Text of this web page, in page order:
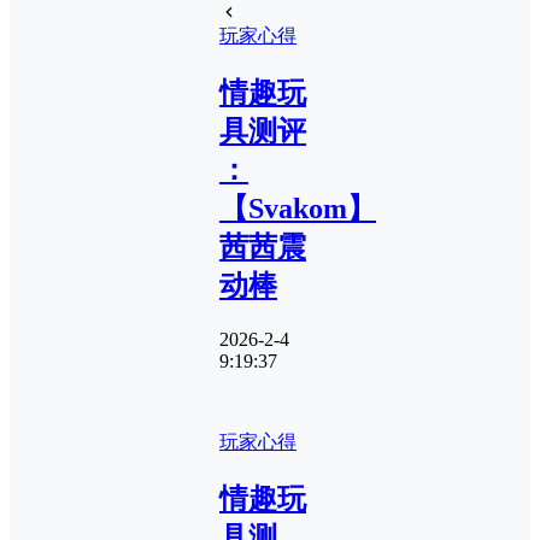
玩家心得
情趣玩
具测评
：
【Svakom】
茜茜震
动棒
2026-2-4
9:19:37
玩家心得
情趣玩